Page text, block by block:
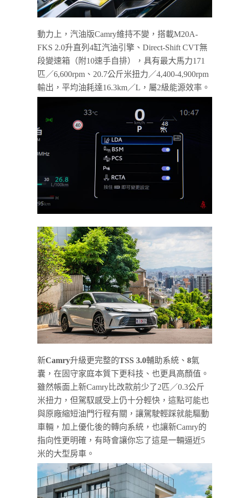
動力上，汽油版Camry維持不變，搭載M20A-
FKS 2.0升直列4缸汽油引擎、Direct-Shift CVT無
段變速箱（附10速手自排），具有最大馬力171
匹／6,600rpm、20.7公斤米扭力／4,400-4,900rpm
輸出，平均油耗達16.3km／L，屬2級能源效率。
新Camry升級更完整的TSS 3.0輔助系統、8氣
囊，在固守家庭本質下更科技、也更具高顏值。
雖然帳面上新Camry比改款前少了2匹／0.3公斤
米扭力，但駕馭感受上仍十分輕快，這點可能也
與原廠縮短油門行程有關，讓駕駛輕踩就能驅動
車輛，加上優化後的轉向系統，也讓新Camry的
指向性更明確，有時會讓你忘了這是一輛逼近5
米的大型房車。